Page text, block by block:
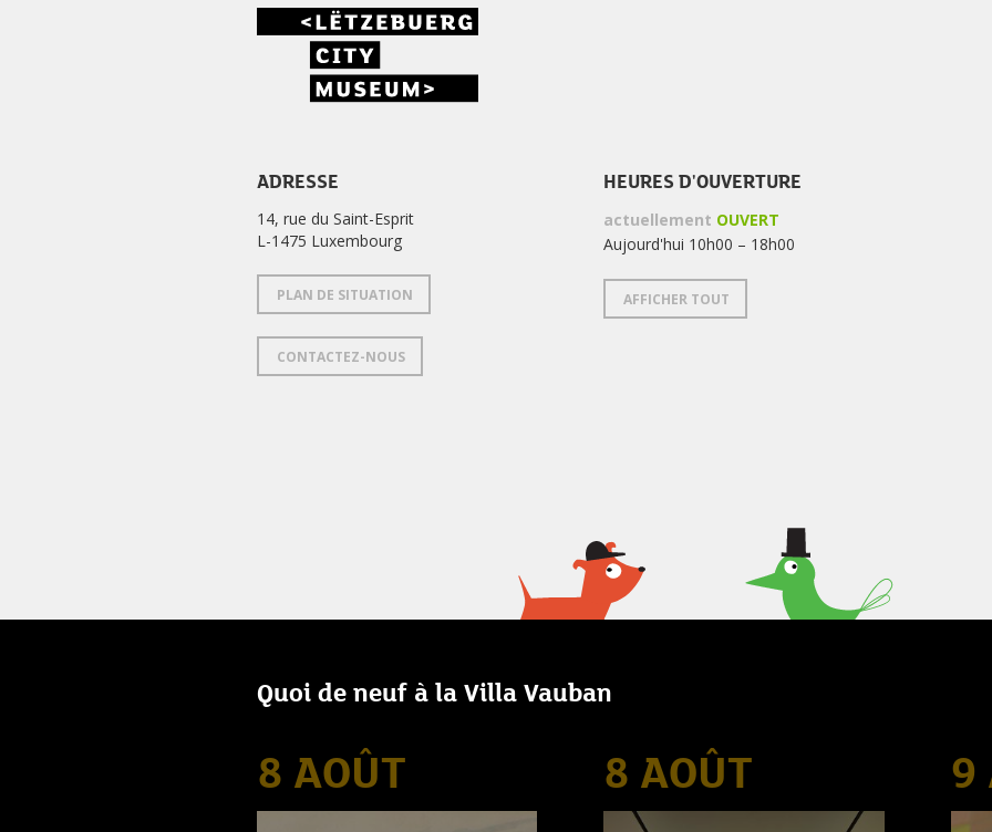
ADRESSE
14, rue du Saint-Esprit
L-1475 Luxembourg
PLAN DE SITUATION
CONTACTEZ-NOUS
HEURES D'OUVERTURE
actuellement OUVERT
Aujourd'hui 10h00 – 18h00
AFFICHER TOUT
Quoi de neuf à la Villa Vauban
8 AOÛT 8 AOÛT 9